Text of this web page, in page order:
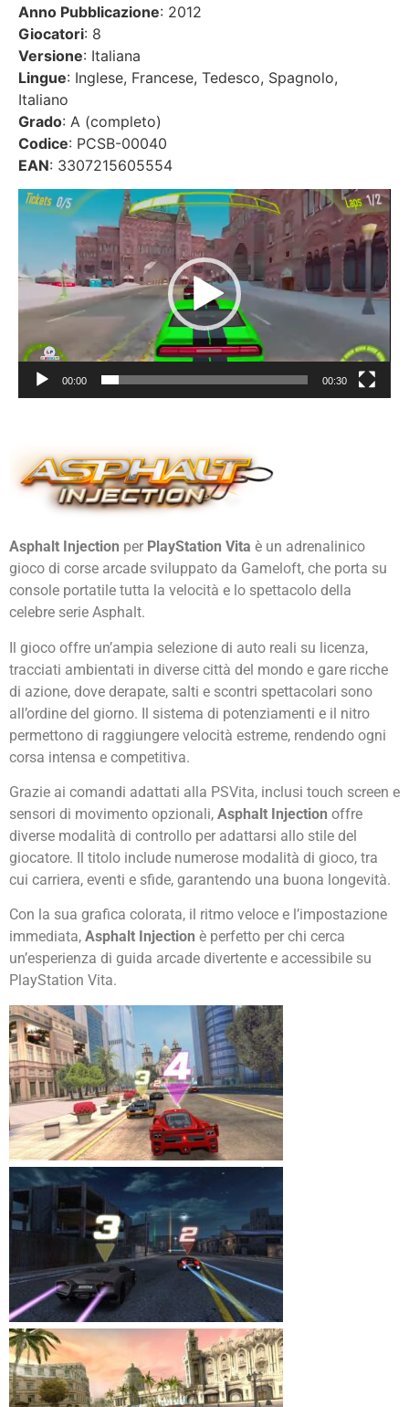
Anno Pubblicazione: 2012
Giocatori: 8
Versione: Italiana
Lingue: Inglese, Francese, Tedesco, Spagnolo,
Italiano
Grado: A (completo)
Codice: PCSB-00040
EAN: 3307215605554
Video
00:00 00:30
Asphalt Injection per PlayStation Vita è un adrenalinico
gioco di corse arcade sviluppato da Gameloft, che porta su
console portatile tutta la velocità e lo spettacolo della
celebre serie Asphalt.
Il gioco offre un’ampia selezione di auto reali su licenza,
tracciati ambientati in diverse città del mondo e gare ricche
di azione, dove derapate, salti e scontri spettacolari sono
all’ordine del giorno. Il sistema di potenziamenti e il nitro
permettono di raggiungere velocità estreme, rendendo ogni
corsa intensa e competitiva.
Grazie ai comandi adattati alla PSVita, inclusi touch screen e
sensori di movimento opzionali, Asphalt Injection offre
diverse modalità di controllo per adattarsi allo stile del
giocatore. Il titolo include numerose modalità di gioco, tra
cui carriera, eventi e sfide, garantendo una buona longevità.
Con la sua grafica colorata, il ritmo veloce e l’impostazione
immediata, Asphalt Injection è perfetto per chi cerca
un’esperienza di guida arcade divertente e accessibile su
PlayStation Vita.